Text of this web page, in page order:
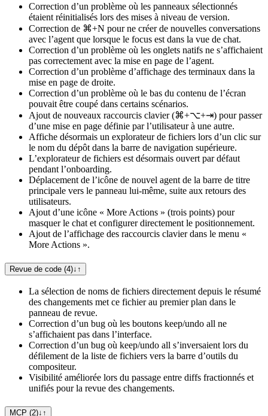
Correction d’un problème où les panneaux sélectionnés
étaient réinitialisés lors des mises à niveau de version.
Correction de ⌘+N pour ne créer de nouvelles conversations
avec l’agent que lorsque le focus est dans la vue de chat.
Correction d’un problème où les onglets natifs ne s’affichaient
pas correctement avec la mise en page de l’agent.
Correction d’un problème d’affichage des terminaux dans la
mise en page de droite.
Correction d’un problème où le bas du contenu de l’écran
pouvait être coupé dans certains scénarios.
Ajout de nouveaux raccourcis clavier (⌘+⌥+⇥) pour passer
d’une mise en page définie par l’utilisateur à une autre.
Affiche désormais un explorateur de fichiers lors d’un clic sur
le nom du dépôt dans la barre de navigation supérieure.
L’explorateur de fichiers est désormais ouvert par défaut
pendant l’onboarding.
Déplacement de l’icône de nouvel agent de la barre de titre
principale vers le panneau lui‑même, suite aux retours des
utilisateurs.
Ajout d’une icône « More Actions » (trois points) pour
masquer le chat et configurer directement le positionnement.
Ajout de l’affichage des raccourcis clavier dans le menu «
More Actions ».
Revue de code (4)↓ ↑
La sélection de noms de fichiers directement depuis le résumé
des changements met ce fichier au premier plan dans le
panneau de revue.
Correction d’un bug où les boutons keep/undo all ne
s’affichaient pas dans l’interface.
Correction d’un bug où keep/undo all s’inversaient lors du
défilement de la liste de fichiers vers la barre d’outils du
compositeur.
Visibilité améliorée lors du passage entre diffs fractionnés et
unifiés pour la revue des changements.
MCP (2)↓ ↑